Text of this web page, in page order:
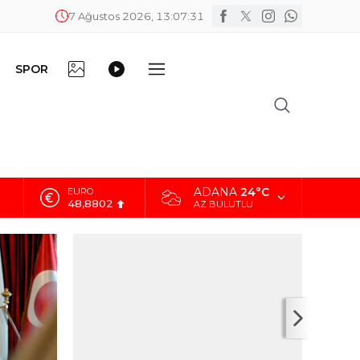
7 Ağustos 2026, 13:07:32
SPOR
EURO
48,8802
ADANA 24°C
AZ BULUTLU